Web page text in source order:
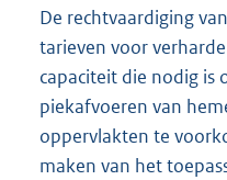
De rechtvaardiging
tarieven voor
capaciteit die nodig is
piekafvoeren van
oppervlakten te
maken van het